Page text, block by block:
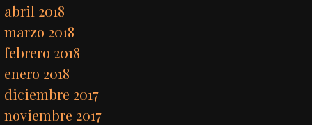
abril 2018
marzo 2018
febrero 2018
enero 2018
diciembre 2017
noviembre 2017